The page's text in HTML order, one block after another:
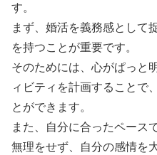
す。
まず、婚活を義務感として
を持つことが重要です。
そのためには、心がぱっと
ィビティを計画することで
とができます。
また、自分に合ったペース
無理をせず、自分の感情を